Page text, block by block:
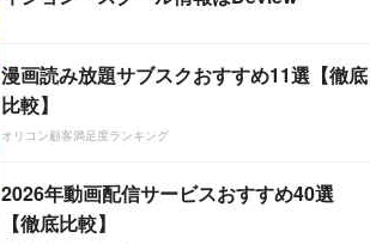
漫画読み放題サブスクおすすめ11選【徹底
比較】
オリコン顧客満足度ランキング
2026年動画配信サービスおすすめ40選
【徹底比較】